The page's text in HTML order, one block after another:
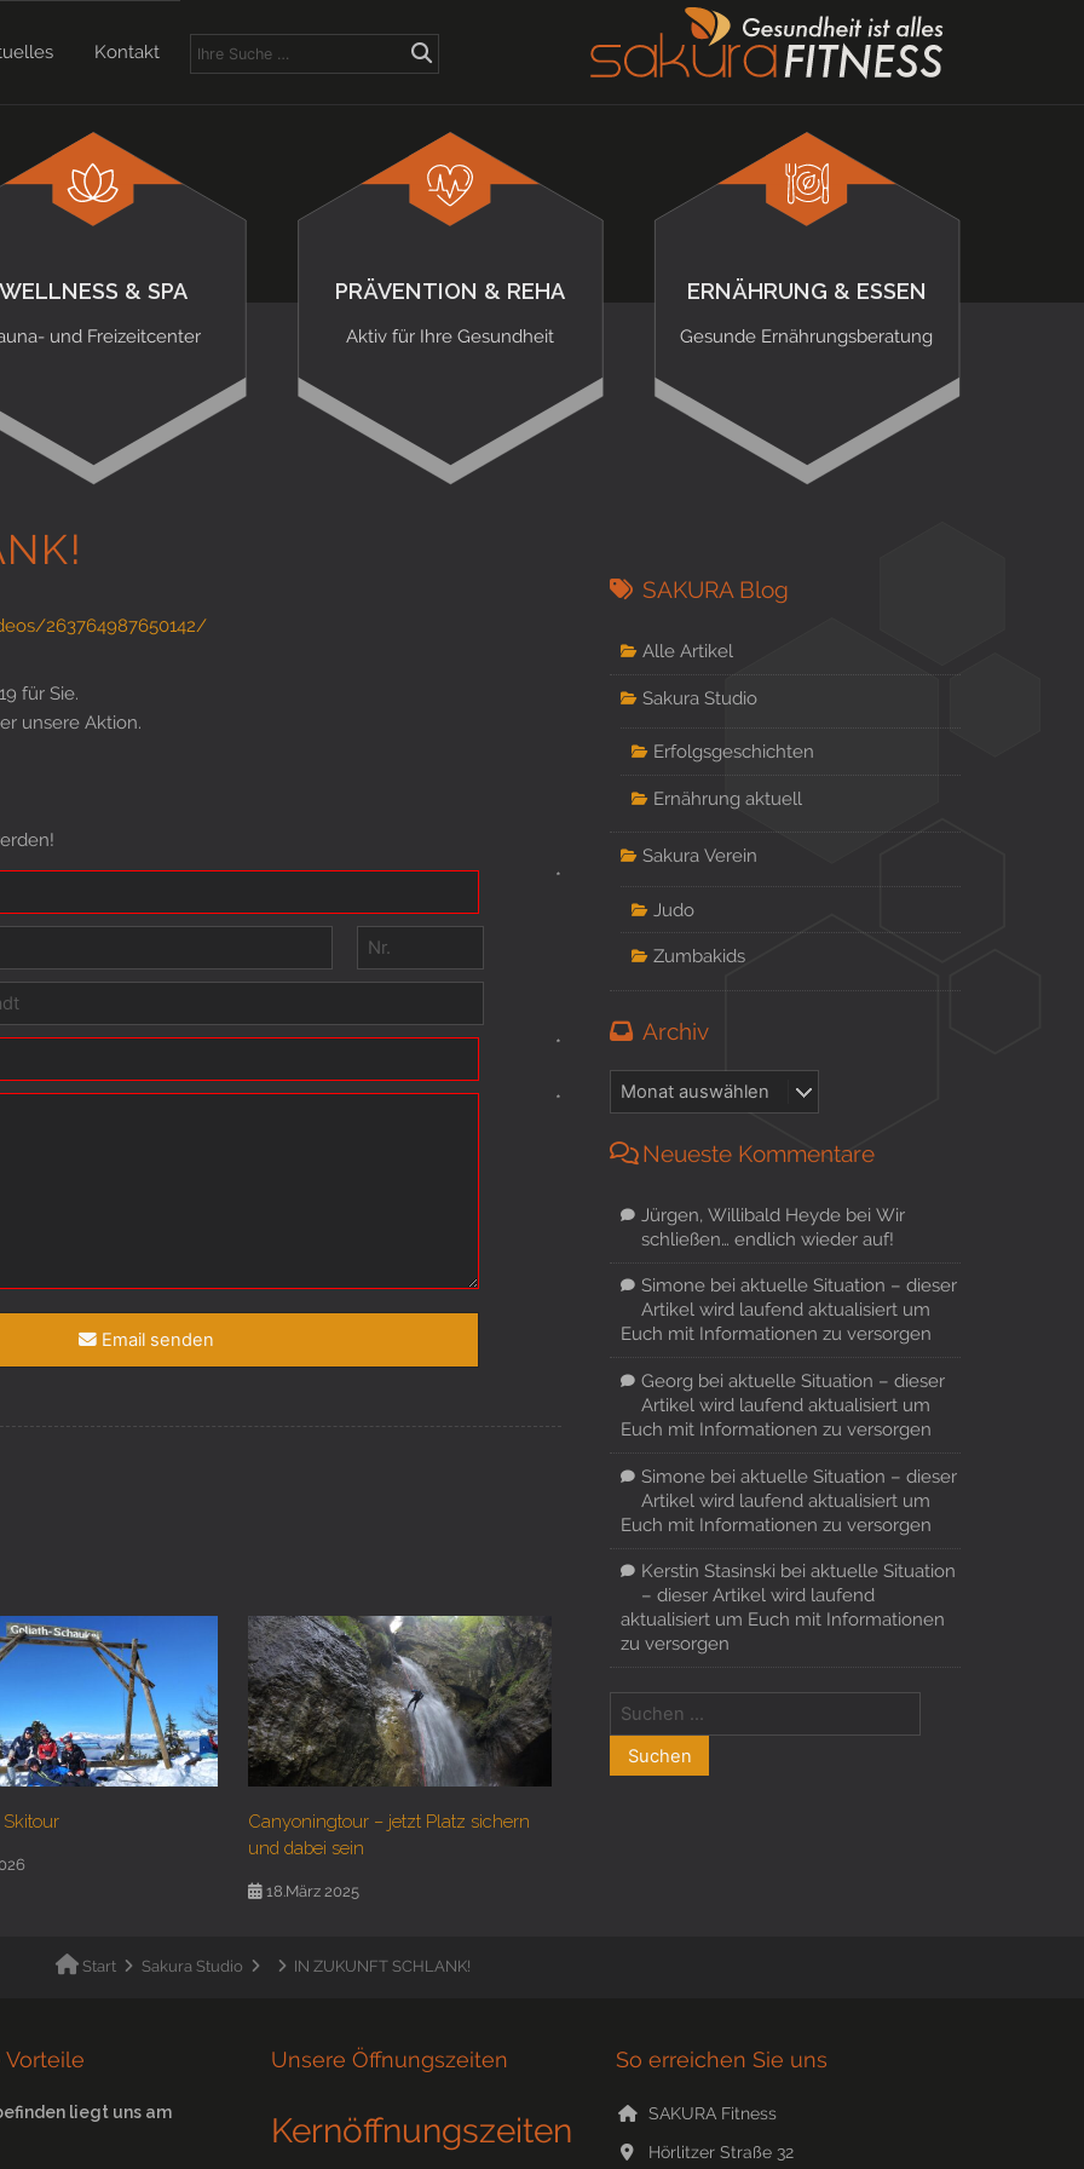
Kontakt
WELLNESS & SPA
und Freizeitcenter
PRÄVENTION & REHA
Aktiv für Ihre Gesundheit
ERNÄHRUNG & ESSEN
Gesunde Ernährungsberatung
263764987650142/
für Sie.
unsere Aktion.
*
*
*
Email senden
Skitour
Canyoningtour – jetzt Platz sichern
und dabei sein
18.März 2025
SAKURA Blog
Alle Artikel
Sakura Studio
Erfolgsgeschichten
Ernährung aktuell
Sakura Verein
Judo
Zumbakids
Archiv
Neueste Kommentare
Jürgen, Willibald Heydebei Wir
schließen… endlich wieder auf!
Simonebei aktuelle Situation – dieser
Artikel wird laufend aktualisiert um
Euch mit Informationen zu versorgen
Georg bei aktuelle Situation – dieser
Artikel wird laufend aktualisiert um
Euch mit Informationen zu versorgen
Simonebei aktuelle Situation – dieser
Artikel wird laufend aktualisiert um
Euch mit Informationen zu versorgen
Kerstin Stasinski bei aktuelle Situation
– dieser Artikel wird laufend
aktualisiert um Euch mit Informationen
zu versorgen
Start Sakura Studio IN ZUKUNFT SCHLANK!
Vorteile
liegt uns am
Unsere Öffnungszeiten
Kernöffnungszeiten
So erreichen Sie uns
SAKURA Fitness
Hörlitzer Straße 32